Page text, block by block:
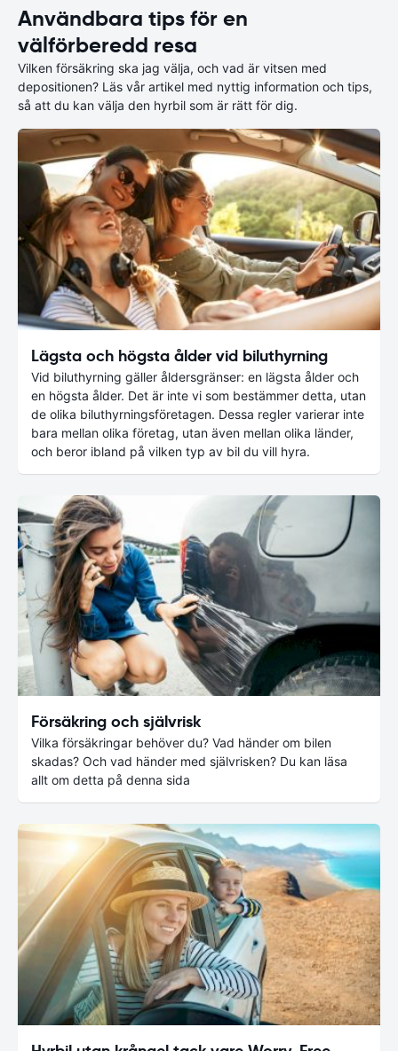
Användbara tips för en
välförberedd resa
Vilken försäkring ska jag välja, och vad är vitsen med
depositionen? Läs vår artikel med nyttig information och tips,
så att du kan välja den hyrbil som är rätt för dig.
Lägsta och högsta ålder vid biluthyrning
Vid biluthyrning gäller åldersgränser: en lägsta ålder och
en högsta ålder. Det är inte vi som bestämmer detta, utan
de olika biluthyrningsföretagen. Dessa regler varierar inte
bara mellan olika företag, utan även mellan olika länder,
och beror ibland på vilken typ av bil du vill hyra.
Försäkring och självrisk
Vilka försäkringar behöver du? Vad händer om bilen
skadas? Och vad händer med självrisken? Du kan läsa
allt om detta på denna sida